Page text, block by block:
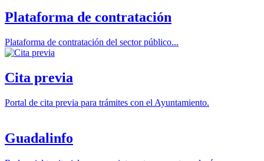
Plataforma de contratación
Plataforma de contratación del sector público...
Cita previa
Portal de cita previa para trámites con el Ayuntamiento.
Guadalinfo